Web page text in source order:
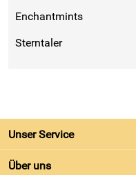
Enchantmints
Sterntaler
Unser Service
Kontakt
Über uns